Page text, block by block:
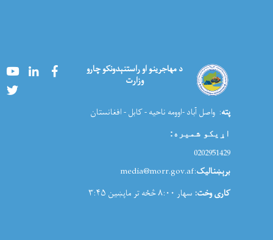
د مهاجرینو او راستنېدونکو چارو
وزارت
YoutubeLinkedInFacebook
پته: واصل آباد -اوومه ناحیه - کابل - افغانستان
اړیکو شمیره:
0202951429
برېښنالیک:media@morr.gov.af
کاری وخت: سهار ۸:۰۰ څځه تر ماپښین ۳:۴۵